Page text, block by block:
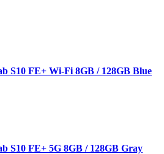
S10 FE+ Wi-Fi 8GB / 128GB Blue
S10 FE+ 5G 8GB / 128GB Gray